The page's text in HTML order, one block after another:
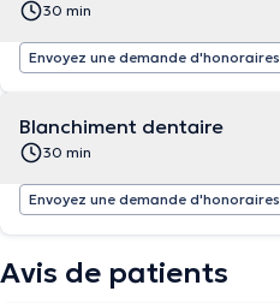
30 min
Envoyez une demande d'honoraires
Blanchiment dentaire
30 min
Envoyez une demande d'honoraires
Avis de patients